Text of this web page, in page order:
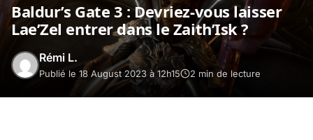
Baldur’s Gate 3 : Devriez-vous laisser
Lae’Zel entrer dans le Zaith’Isk ?
Rémi L.
Publié le 18 August 2023 à 12h15 2 min de lecture